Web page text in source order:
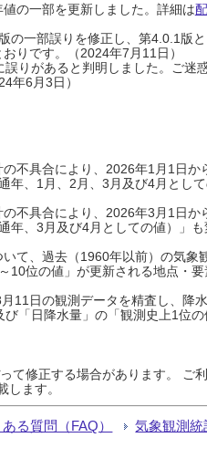
の一部を更新しました。詳細は
の一部誤りを修正し、第4.0.1版
おりです。（2024年7月11日）
りがあると判明しました。ご迷
年6月3日）
不具合により、2026年1月1日
、1月、2月、3月及び4月とし
不具合により、2026年3月1日
年、3月及び4月としての値）」
て、過去（1960年以前）の気
10位の値」が更新される地点・
11日の観測データを精査し、降
び「日降水量」の「観測史上1位
て修正する場合があります。 ご
ます。
る質問（FAQ） 気象観測統